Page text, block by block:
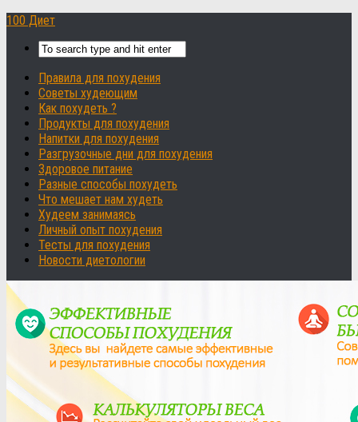
100 Диет
Правила для похудения
Советы худеющим
Как похудеть ?
Продукты для похудения
Напитки для похудения
Разгрузочные дни для похудения
Здоровое питание
Разные способы похудеть
Что мешает нам худеть
Худеем занимаясь
Личный опыт похудения
Тесты для похудения
Новости диетологии